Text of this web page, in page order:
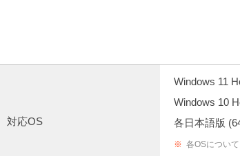
対応OS
Windows 11
Windows 10
各日本語版
※ 各OSについ